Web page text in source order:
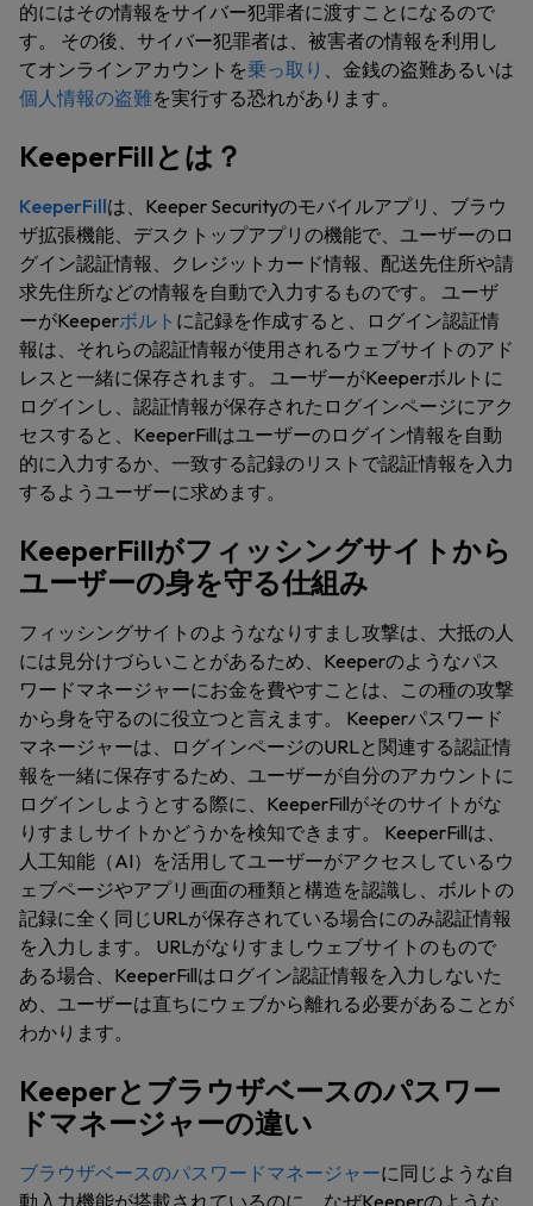
的にはその情報をサイバー犯罪者に渡すことになるので
す。 その後、サイバー犯罪者は、被害者の情報を利用し
てオンラインアカウントを乗っ取り 、金銭の盗難あるいは
個人情報の盗難を実行する恐れがあります。
KeeperFillとは？
KeeperFillは、Keeper Securityのモバイルアプリ、ブラウ
ザ拡張機能、デスクトップアプリの機能で、ユーザーのロ
グイン認証情報、クレジットカード情報、配送先住所や請
求先住所などの情報を自動で入力するものです。 ユーザ
ーがKeeperボルト に記録を作成すると、ログイン認証情
報は、それらの認証情報が使用されるウェブサイトのアド
レスと一緒に保存されます。 ユーザーがKeeperボルトに
ログインし、認証情報が保存されたログインページにアク
セスすると、KeeperFillはユーザーのログイン情報を自動
的に入力するか、一致する記録のリストで認証情報を入力
するようユーザーに求めます。
KeeperFillがフィッシングサイトから
ユーザーの身を守る仕組み
フィッシングサイトのようななりすまし攻撃は、大抵の人
には見分けづらいことがあるため、Keeperのようなパス
ワードマネージャーにお金を費やすことは、この種の攻撃
から身を守るのに役立つと言えます。 Keeperパスワード
マネージャーは、ログインページのURLと関連する認証情
報を一緒に保存するため、ユーザーが自分のアカウントに
ログインしようとする際に、KeeperFillがそのサイトがな
りすましサイトかどうかを検知できます。 KeeperFillは、
人工知能（AI）を活用してユーザーがアクセスしているウ
ェブページやアプリ画面の種類と構造を認識し、ボルトの
記録に全く同じURLが保存されている場合にのみ認証情報
を入力します。 URLがなりすましウェブサイトのもので
ある場合、KeeperFillはログイン認証情報を入力しないた
め、ユーザーは直ちにウェブから離れる必要があることが
わかります。
Keeperとブラウザベースのパスワー
ドマネージャーの違い
ブラウザベースのパスワードマネージャーに同じような自
動入力機能が搭載されているのに、なぜKeeperのような